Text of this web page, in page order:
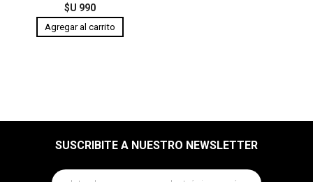
$U 990
SUSCRIBITE A NUESTRO NEWSLETTER